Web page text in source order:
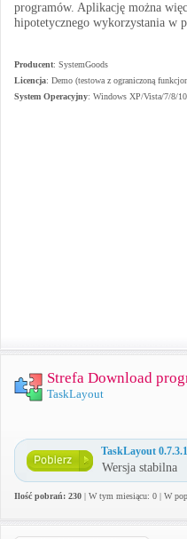
programów. Aplikację można
hipotetycznego wykorzystania w
Producent: SystemGoods
Licencja: Demo (testowa z ograniczoną
System Operacyjny: Windows XP/Vista/7/8/10
Strefa Download
TaskLayout
TaskLayout 0.7.3.1
Wersja stabilna
Ilość pobrań: 230 | W tym miesiącu: 0 | W